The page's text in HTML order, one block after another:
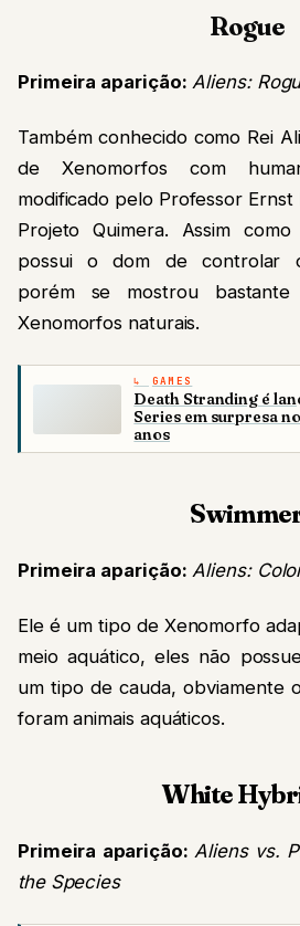
Rogue
Primeira aparição: Aliens:
Também conhecido como Rei
de Xenomorfos com
modificado pelo Professor
Projeto Quimera. Assim
possui o dom de controlar
porém se mostrou
Xenomorfos naturais.
GAMES
Death Stranding é
Series em surpresa
anos
Primeira aparição: Aliens:
Ele é um tipo de Xenomorfo
meio aquático, eles não
um tipo de cauda, obviamente
foram animais aquáticos.
White
Primeira aparição: Aliens vs.
the Species